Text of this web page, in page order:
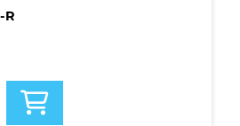
R